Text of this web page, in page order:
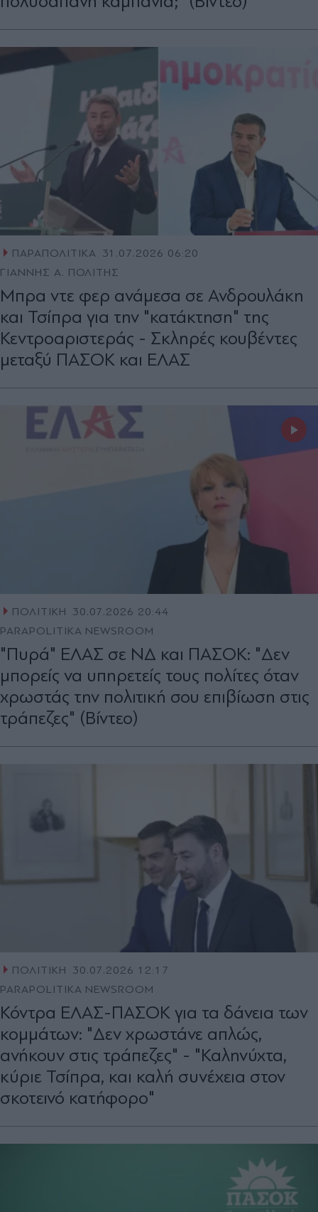
ΠΑΡΑΠΟΛΙΤΙΚΑ 31.07.2026 06:20
ΓΙΑΝΝΗΣ Α. ΠΟΛΙΤΗΣ
Μπρα ντε φερ ανάμεσα σε Ανδρουλάκη
και Τσίπρα για την "κατάκτηση" της
Κεντροαριστεράς - Σκληρές κουβέντες
μεταξύ ΠΑΣΟΚ και ΕΛΑΣ
ΠΟΛΙΤΙΚΗ
30.07.2026 20:44
PARAPOLITIKA NEWSROOM
"Πυρά" ΕΛΑΣ σε ΝΔ και ΠΑΣΟΚ: "Δεν
μπορείς να υπηρετείς τους πολίτες όταν
χρωστάς την πολιτική σου επιβίωση στις
τράπεζες" (Βίντεο)
ΠΟΛΙΤΙΚΗ
30.07.2026 12:17
PARAPOLITIKA NEWSROOM
Κόντρα ΕΛΑΣ-ΠΑΣΟΚ για τα δάνεια των
κομμάτων: "Δεν χρωστάνε απλώς,
ανήκουν στις τράπεζες" - "Καληνύχτα,
κύριε Τσίπρα, και καλή συνέχεια στον
σκοτεινό κατήφορο"